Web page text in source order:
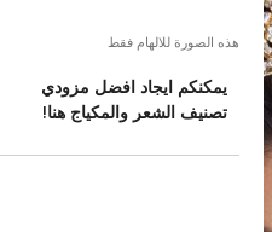
هذه الصورة للالهام فقط
يمكنكم ايجاد افضل مزودي
تصنيف الشعر والمكياج هنا!